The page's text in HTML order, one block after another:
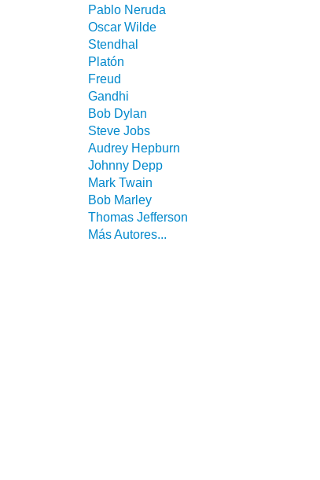
Pablo Neruda
Oscar Wilde
Stendhal
Platón
Freud
Gandhi
Bob Dylan
Steve Jobs
Audrey Hepburn
Johnny Depp
Mark Twain
Bob Marley
Thomas Jefferson
Más Autores...